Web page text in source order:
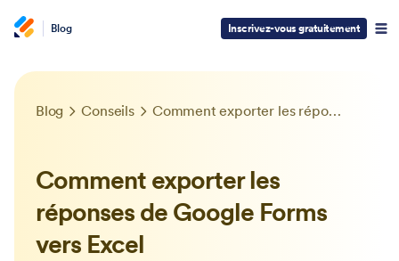
Blog Inscrivez-vous gratuitement
Blog Conseils Comment exporter les réponses de Google Forms vers Excel
Comment exporter les
réponses de Google Forms
vers Excel